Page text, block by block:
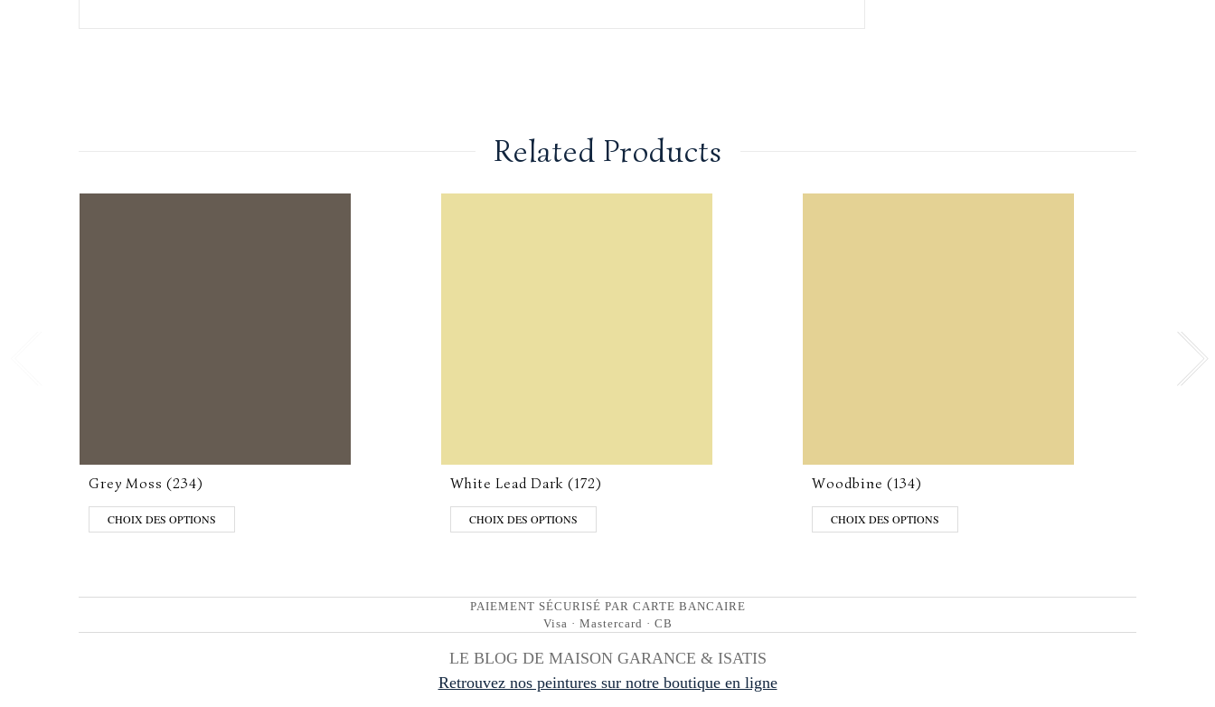
Related Products
Grey Moss (234)
CHOIX DES OPTIONS
White Lead Dark (172)
CHOIX DES OPTIONS
Woodbine (134)
CHOIX DES OPTIONS
PAIEMENT SÉCURISÉ PAR CARTE BANCAIRE
Visa · Mastercard · CB
LE BLOG DE MAISON GARANCE & ISATIS
Retrouvez nos peintures sur notre boutique en ligne